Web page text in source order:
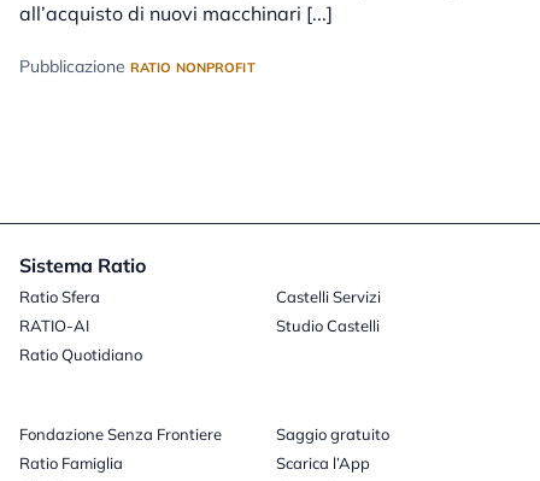
all’acquisto di nuovi macchinari [...]
Pubblicazione RATIO NONPROFIT
Sistema Ratio
Ratio Sfera
RATIO-AI
Ratio Quotidiano
Castelli Servizi
Studio Castelli
Fondazione Senza Frontiere
Ratio Famiglia
Saggio gratuito
Scarica l’App